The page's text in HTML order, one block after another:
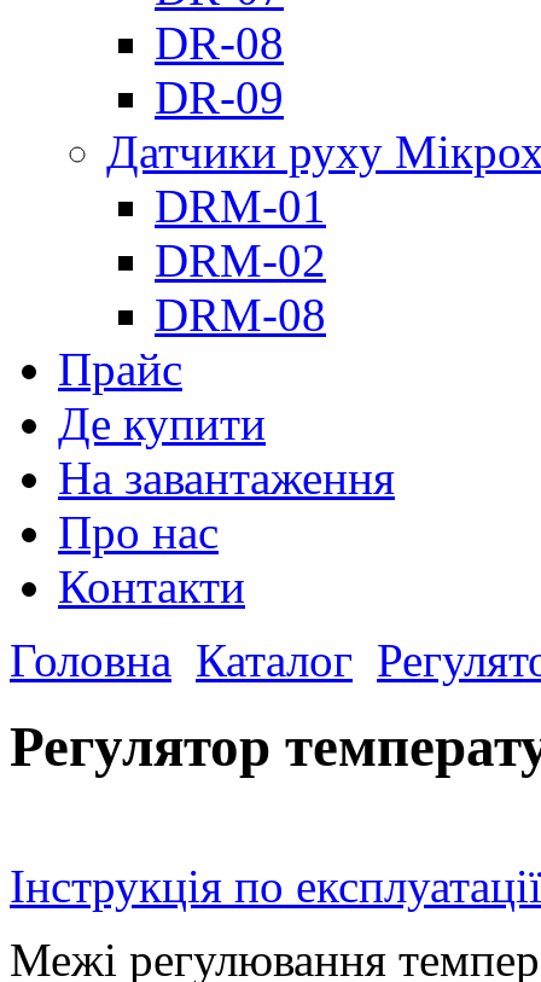
DR-08
DR-09
Датчики руху
DRM-01
DRM-02
DRM-08
Прайс
Де купити
На завантаження
Про нас
Контакти
Головна Каталог
Регулятор
Інструкція по експлуатації
Межі регулювання